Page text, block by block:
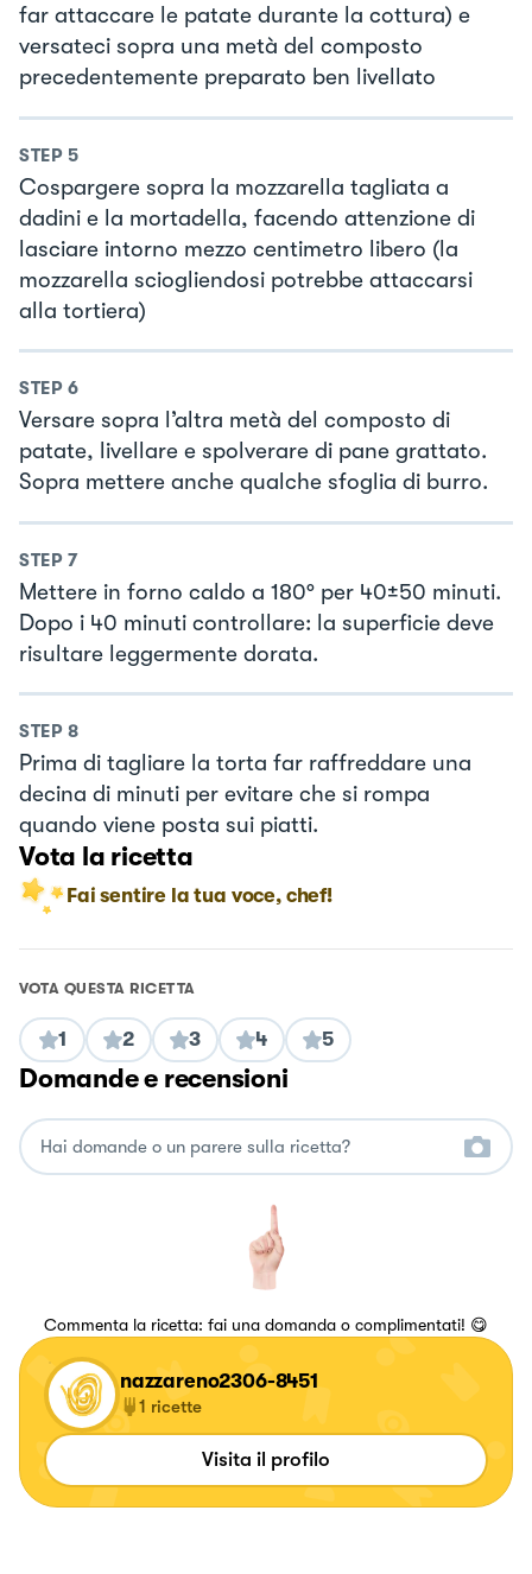
far attaccare le patate durante la cottura) e
versateci sopra una metà del composto
precedentemente preparato ben livellato
STEP 5
Cospargere sopra la mozzarella tagliata a
dadini e la mortadella, facendo attenzione di
lasciare intorno mezzo centimetro libero (la
mozzarella sciogliendosi potrebbe attaccarsi
alla tortiera)
STEP 6
Versare sopra l’altra metà del composto di
patate, livellare e spolverare di pane grattato.
Sopra mettere anche qualche sfoglia di burro.
STEP 7
Mettere in forno caldo a 180° per 40±50 minuti.
Dopo i 40 minuti controllare: la superficie deve
risultare leggermente dorata.
STEP 8
Prima di tagliare la torta far raffreddare una
decina di minuti per evitare che si rompa
quando viene posta sui piatti.
Vota la ricetta
Fai sentire la tua voce, chef!
VOTA QUESTA RICETTA
1 2 3 4 5
Domande e recensioni
Commenta la ricetta: fai una domanda o complimentati! 😋
nazzareno2306-8451
1 ricette
Visita il profilo